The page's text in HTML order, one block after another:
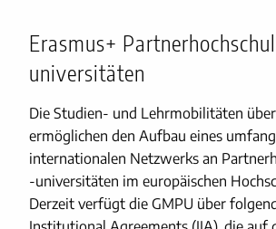
Erasmus+
universitäten
Die Studien- und Lehrmobilitäten
ermöglichen den Aufbau eines
internationalen Netzwerks an
-universitäten im europäischen
Derzeit verfügt die GMPU über